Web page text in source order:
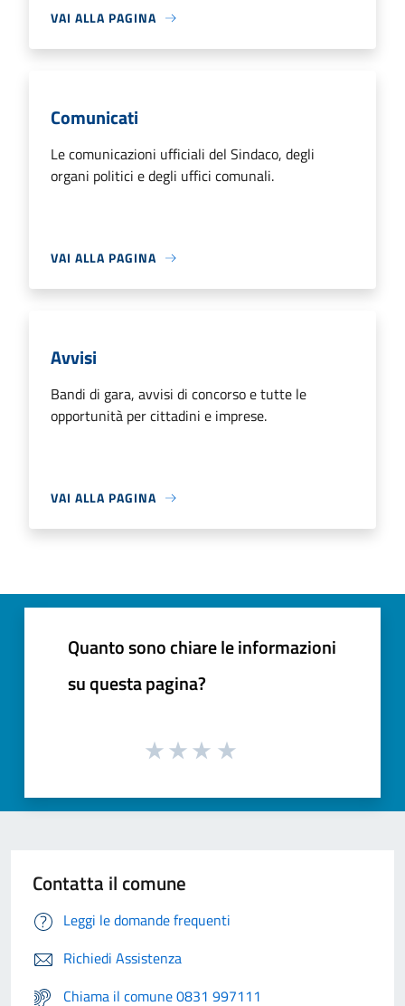
VAI ALLA PAGINA
Comunicati
Le comunicazioni ufficiali del Sindaco, degli
organi politici e degli uffici comunali.
VAI ALLA PAGINA
Avvisi
Bandi di gara, avvisi di concorso e tutte le
opportunità per cittadini e imprese.
VAI ALLA PAGINA
Quanto sono chiare le informazioni
su questa pagina?
Contatta il comune
Leggi le domande frequenti
Richiedi Assistenza
Chiama il comune 0831 997111